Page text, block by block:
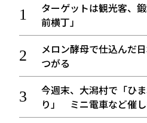
ターゲットは観光客、
前横丁」
メロン酵母で仕込んだ
つがる
今週末、大潟村で「ひ
り」 ミニ電車など催